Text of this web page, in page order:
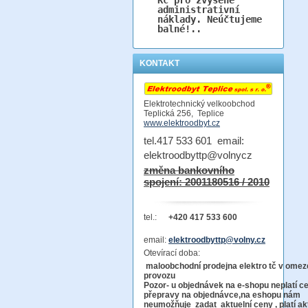
administrativní
náklady. Neúčtujeme
balné!..
KONTAKT
Elektrotechnický velkoobchod
Teplická 256, Teplice
www.elektroodbyt.cz
tel.417 533 601 email:
elektroodbyttp@volnycz
změna bankovního
spojení: 2001180516 / 2010
tel.: +420 417 533 600
email: elektroodbyttp@volny.cz
Otevírací doba:
maloobchodní prodejna elektro tč v
Pozor- u objednávek na e-shopu neplatí
přepravy na objednávce,na eshopu nám
neumožňuje zadat aktuelní ceny , platí